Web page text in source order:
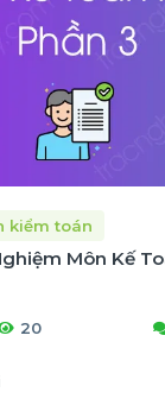
kiểm toán
Môn Kế
20